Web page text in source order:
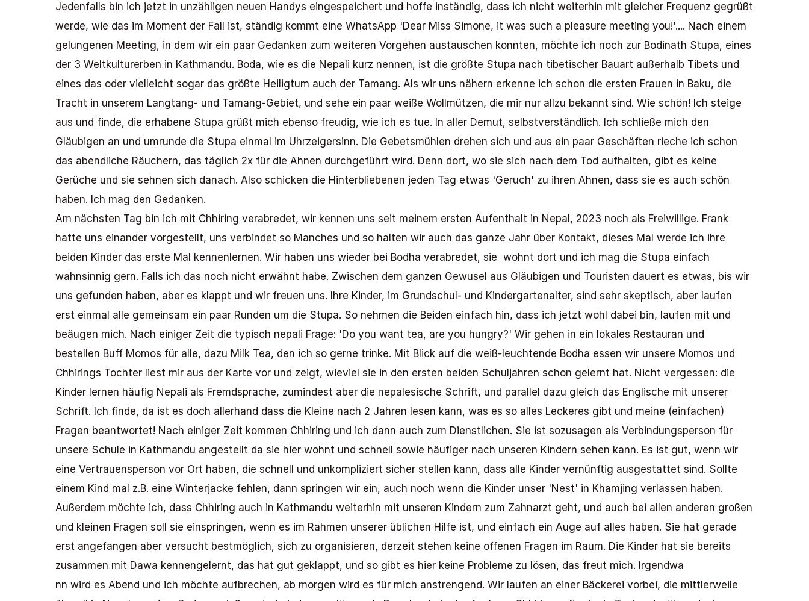
Jedenfalls bin ich jetzt in unzähligen neuen Handys eingespeichert und hoffe inständig, dass ich nicht weiterhin mit gleicher Frequenz gegrüßt
werde, wie das im Moment der Fall ist, ständig kommt eine WhatsApp 'Dear Miss Simone, it was such a pleasure meeting you!'.... Nach einem
gelungenen Meeting, in dem wir ein paar Gedanken zum weiteren Vorgehen austauschen konnten, möchte ich noch zur Bodinath Stupa, eines
der 3 Weltkulturerben in Kathmandu. Boda, wie es die Nepali kurz nennen, ist die größte Stupa nach tibetischer Bauart außerhalb Tibets und
eines das oder vielleicht sogar das größte Heiligtum auch der Tamang. Als wir uns nähern erkenne ich schon die ersten Frauen in Baku, die
Tracht in unserem Langtang- und Tamang-Gebiet, und sehe ein paar weiße Wollmützen, die mir nur allzu bekannt sind. Wie schön! Ich steige
aus und finde, die erhabene Stupa grüßt mich ebenso freudig, wie ich es tue. In aller Demut, selbstverständlich. Ich schließe mich den
Gläubigen an und umrunde die Stupa einmal im Uhrzeigersinn. Die Gebetsmühlen drehen sich und aus ein paar Geschäften rieche ich schon
das abendliche Räuchern, das täglich 2x für die Ahnen durchgeführt wird. Denn dort, wo sie sich nach dem Tod aufhalten, gibt es keine
Gerüche und sie sehnen sich danach. Also schicken die Hinterbliebenen jeden Tag etwas 'Geruch' zu ihren Ahnen, dass sie es auch schön
haben. Ich mag den Gedanken.
Am nächsten Tag bin ich mit Chhiring verabredet, wir kennen uns seit meinem ersten Aufenthalt in Nepal, 2023 noch als Freiwillige. Frank
hatte uns einander vorgestellt, uns verbindet so Manches und so halten wir auch das ganze Jahr über Kontakt, dieses Mal werde ich ihre
beiden Kinder das erste Mal kennenlernen. Wir haben uns wieder bei Bodha verabredet, sie  wohnt dort und ich mag die Stupa einfach
wahnsinnig gern. Falls ich das noch nicht erwähnt habe. Zwischen dem ganzen Gewusel aus Gläubigen und Touristen dauert es etwas, bis wir
uns gefunden haben, aber es klappt und wir freuen uns. Ihre Kinder, im Grundschul- und Kindergartenalter, sind sehr skeptisch, aber laufen
erst einmal alle gemeinsam ein paar Runden um die Stupa. So nehmen die Beiden einfach hin, dass ich jetzt wohl dabei bin, laufen mit und
beäugen mich. Nach einiger Zeit die typisch nepali Frage: 'Do you want tea, are you hungry?' Wir gehen in ein lokales Restauran und
bestellen Buff Momos für alle, dazu Milk Tea, den ich so gerne trinke. Mit Blick auf die weiß-leuchtende Bodha essen wir unsere Momos und
Chhirings Tochter liest mir aus der Karte vor und zeigt, wieviel sie in den ersten beiden Schuljahren schon gelernt hat. Nicht vergessen: die
Kinder lernen häufig Nepali als Fremdsprache, zumindest aber die nepalesische Schrift, und parallel dazu gleich das Englische mit unserer
Schrift. Ich finde, da ist es doch allerhand dass die Kleine nach 2 Jahren lesen kann, was es so alles Leckeres gibt und meine (einfachen)
Fragen beantwortet! Nach einiger Zeit kommen Chhiring und ich dann auch zum Dienstlichen. Sie ist sozusagen als Verbindungsperson für
unsere Schule in Kathmandu angestellt da sie hier wohnt und schnell sowie häufiger nach unseren Kindern sehen kann. Es ist gut, wenn wir
eine Vertrauensperson vor Ort haben, die schnell und unkompliziert sicher stellen kann, dass alle Kinder vernünftig ausgestattet sind. Sollte
einem Kind mal z.B. eine Winterjacke fehlen, dann springen wir ein, auch noch wenn die Kinder unser 'Nest' in Khamjing verlassen haben.
Außerdem möchte ich, dass Chhiring auch in Kathmandu weiterhin mit unseren Kindern zum Zahnarzt geht, und auch bei allen anderen großen
und kleinen Fragen soll sie einspringen, wenn es im Rahmen unserer üblichen Hilfe ist, und einfach ein Auge auf alles haben. Sie hat gerade
erst angefangen aber versucht bestmöglich, sich zu organisieren, derzeit stehen keine offenen Fragen im Raum. Die Kinder hat sie bereits
zusammen mit Dawa kennengelernt, das hat gut geklappt, und so gibt es hier keine Probleme zu lösen, das freut mich. Irgendwa
nn wird es Abend und ich möchte aufbrechen, ab morgen wird es für mich anstrengend. Wir laufen an einer Bäckerei vorbei, die mittlerweile